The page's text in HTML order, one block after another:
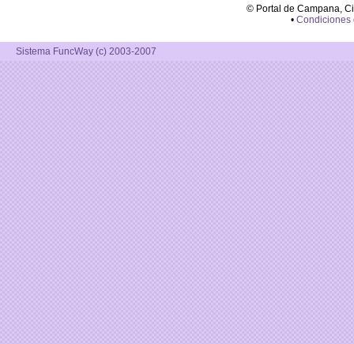
© Portal de Campana,
• Condiciones
Sistema FuncWay (c) 2003-2007